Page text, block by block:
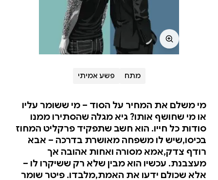
מתח פשע אמיתי
מי משלם את המחיר על הסוד – מי ששומר עליו
או מי שחושף אותו? גיא מגלה שהסתירו ממנו
סודות כל חייו. הוא חשב שתפקיד פרקליט המחוז
בכיסו,שיש לו משפחה מאושרת בדרכה – אבא
רודף צדק,אמא מסורה ואחות אהובה אך
מעצבנת. עכשיו הוא מבין שלא רק ששיקרו לו –
אלא שכולם ידעו את האמת,מלבדו. פיטר שומר